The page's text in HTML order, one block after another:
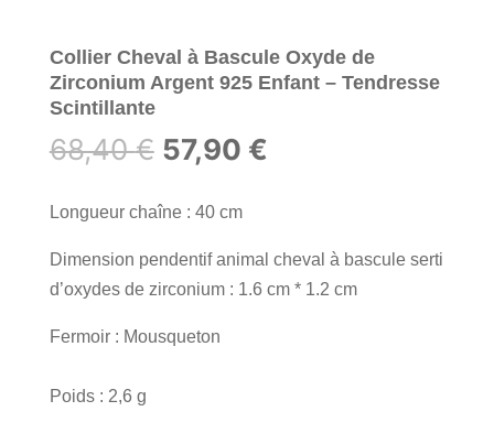
Collier Cheval à Bascule Oxyde de
Zirconium Argent 925 Enfant – Tendresse
Scintillante
68,40€ Le
initial
68,40 €.
57,90 €Le
57,90 €.
Longueur chaîne : 40 cm
Dimension pendentif animal cheval à bascule serti
d’oxydes de zirconium : 1.6 cm * 1.2 cm
Fermoir : Mousqueton
Poids : 2,6 g